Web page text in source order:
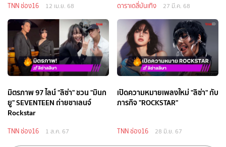
TNN ช่อง16 12 เม.ย. 68 ดาราเดลี่บันเทิง 27 มี.ค. 68
มิตรภาพ 97 ไลน์ "ลิซ่า" ชวน "มินก
ยู" SEVENTEEN ถ่ายชาเลนจ์
Rockstar
TNN ช่อง16 1 ส.ค. 67
เปิดความหมายเพลงใหม่ "ลิซ่า" กับ
ภารกิจ "ROCKSTAR"
TNN ช่อง16 28 มิ.ย. 67